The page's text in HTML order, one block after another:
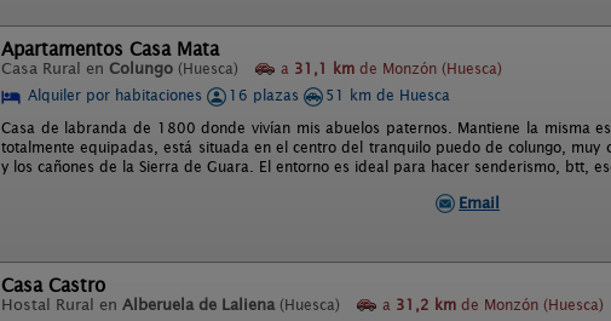
Apartamentos Casa Mata
Casa Rural en Colungo (Huesca) a 31,1 km de Monzón (Huesca)
Alquiler por habitaciones
16 plazas
51 km de Huesca
Casa de labranda de 1800 donde vivían mis abuelos paternos. Mantiene la misma
totalmente equipadas, está situada en el centro del tranquilo puedo de colungo,
y los cañones de la Sierra de Guara. El entorno es ideal para hacer senderismo, btt,
Email
Casa Castro
Hostal Rural en Alberuela de Laliena (Huesca) a 31,2 km de Monzón (Huesca)